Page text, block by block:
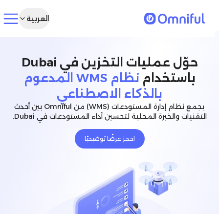
العربية
حوّل عمليات التخزين في Dubai
باستخدام
نظام WMS المدعوم
بالذكاء الاصطناعي
يجمع نظام إدارة المستودعات (WMS) من Omniful بين أحدث
التقنيات والخبرة المحلية لتحسين أداء المستودعات في Dubai.
احجز عرضًا توضيحيًا